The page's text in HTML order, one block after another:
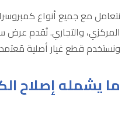
نتعامل مع جميع أنواع
المركزي، والتجاري. نُقدم عرض
ونستخدم قطع غيار أصلية
ما يشمله إصلاح